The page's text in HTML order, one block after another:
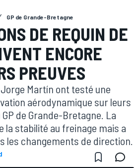
GP de Grande-Bretagne
DE REQUIN DE
ENCORE
PREUVES
Martín ont testé une
aérodynamique sur leurs
de Grande-Bretagne. La
la stabilité au freinage mais a
les changements de direction.